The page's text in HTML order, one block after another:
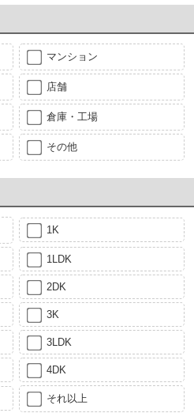
マンション
店舗
倉庫・工場
その他
1K
1LDK
2DK
3K
3LDK
4DK
それ以上